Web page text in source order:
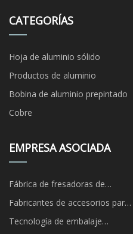
CATEGORÍAS
Hoja de aluminio sólido
Productos de aluminio
Bobina de aluminio prepintado
Cobre
EMPRESA ASOCIADA
Fábrica de fresadoras de
perforación de China
Fabricantes de accesorios para
barriles de tornillo
Tecnología de embalaje